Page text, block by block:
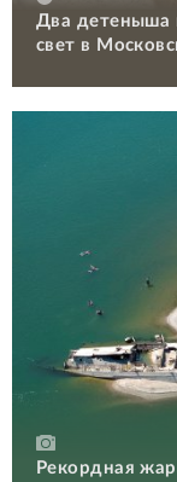
Два детеныша
свет в
Рекордная